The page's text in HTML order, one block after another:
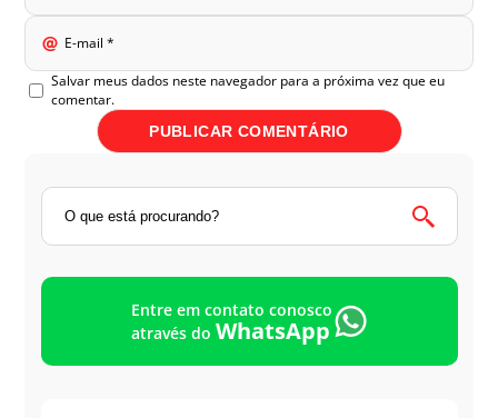
E-mail*
Salvar meus dados neste navegador para a próxima vez que eu
comentar.
Entre em contato conosco
através do WhatsApp